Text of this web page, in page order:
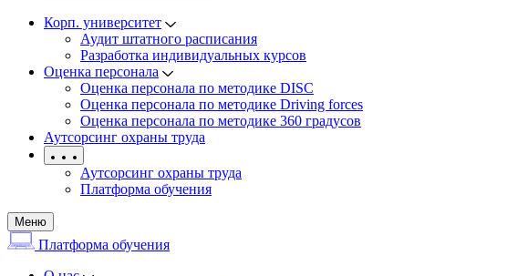
Корп. университет
Аудит штатного расписания
Разработка индивидуальных курсов
Оценка персонала
Оценка персонала по методике DISC
Оценка персонала по методике Driving forces
Оценка персонала по методике 360 градусов
Аутсорсинг охраны труда
Аутсорсинг охраны труда
Платформа обучения
Меню
Платформа обучения